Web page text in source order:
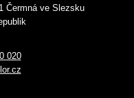
Čermná ve Slezsku
020